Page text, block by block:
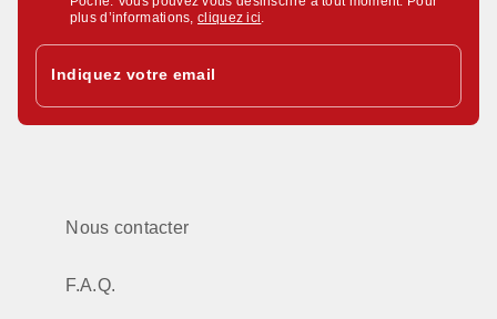
plus d’informations,cliquez ici
Indiquez votre email
Nous contacter
F.A.Q.